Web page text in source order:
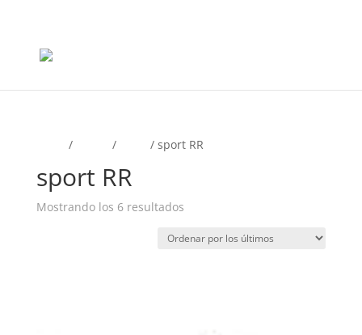
/ / / sport RR
sport RR
Mostrando los 6 resultadosOrdenado
los